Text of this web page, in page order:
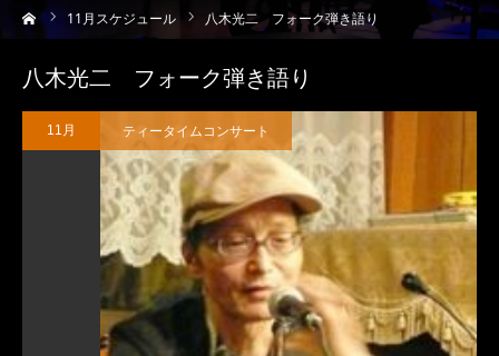
11 月スケジュール 八木光二 フォーク弾き語り
八木光二 フォーク弾き語り
11月 ティータイムコンサート